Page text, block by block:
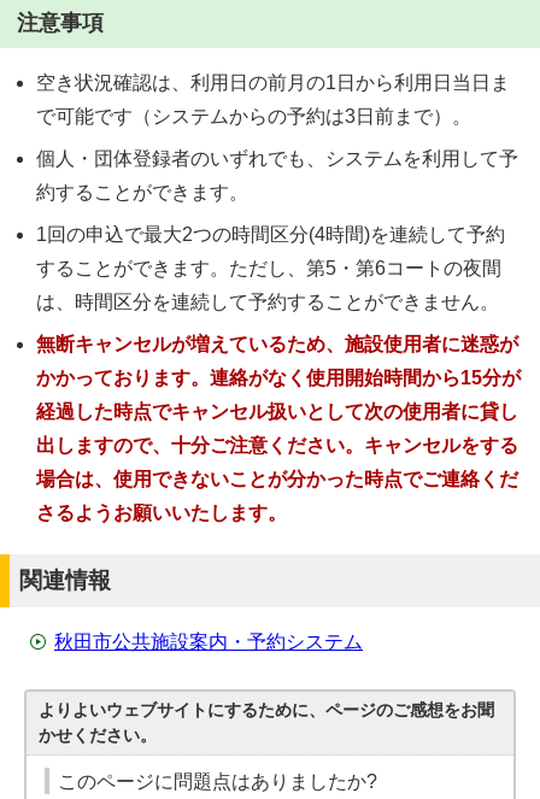
注意事項
空き状況確認は、利用日の前月の1日から利用日当日ま
で可能です（システムからの予約は3日前まで）。
個人・団体登録者のいずれでも、システムを利用して予
約することができます。
1回の申込で最大2つの時間区分(4時間)を連続して予約
することができます。ただし、第5・第6コートの夜間
は、時間区分を連続して予約することができません。
無断キャンセルが増えているため、施設使用者に迷惑が
かかっております。連絡がなく使用開始時間から15分が
経過した時点でキャンセル扱いとして次の使用者に貸し
出しますので、十分ご注意ください。キャンセルをする
場合は、使用できないことが分かった時点でご連絡くだ
さるようお願いいたします。
関連情報
秋田市公共施設案内・予約システム
よりよいウェブサイトにするために、ページのご感想をお聞
かせください。
このページに問題点はありましたか?